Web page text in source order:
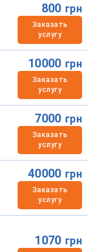
800 грн
Заказать
услугу
10000 грн
Заказать
услугу
7000 грн
Заказать
услугу
40000 грн
Заказать
услугу
1070 грн